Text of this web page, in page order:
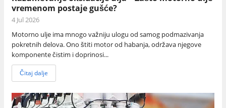
vremenom postaje gušće?
4 Jul 2026
Motorno ulje ima mnogo važniju ulogu od samog podmazivanja
pokretnih delova. Ono štiti motor od habanja, održava njegove
komponente čistim i doprinosi...
Čitaj dalje